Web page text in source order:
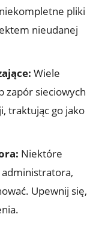
pliki
nieudanej
Wiele
zapór sieciowych
traktując go jako
Niektóre
Upewnij się,